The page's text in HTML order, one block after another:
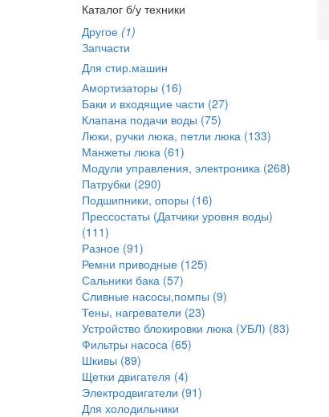
Каталог б/у техники
Другое (1)
Запчасти
Для стир.машин
Амортизаторы (16)
Баки и входящие части (27)
Клапана подачи воды (75)
Люки, ручки люка, петли люка (133)
Манжеты люка (61)
Модули управления, электроника (268)
Патрубки (290)
Подшипники, опоры (16)
Прессостаты (Датчики уровня воды)
(111)
Разное (91)
Ремни приводные (125)
Сальники бака (57)
Сливные насосы,помпы (9)
Тены, нагреватели (23)
Устройство блокировки люка (УБЛ) (83)
Фильтры насоса (65)
Шкивы (89)
Щетки двигателя (4)
Электродвигатели (91)
Для холодильники